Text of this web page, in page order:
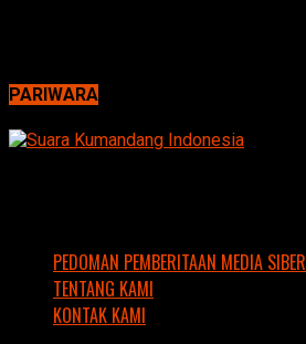
PARIWARA
PEDOMAN PEMBERITAAN MEDIA SIBER
TENTANG KAMI
KONTAK KAMI